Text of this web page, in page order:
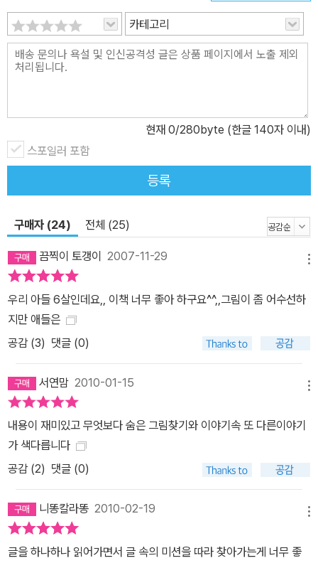
카테고리
현재 0/280byte (한글 140자 이내)
스포일러 포함
등록
구매자 (24) 전체 (25)
끔찍이 토갱이 2007-11-29
우리 아들 6살인데요,, 이책 너무 좋아 하구요^^,,그림이 좀 어수선하
지만 애들은
공감 (3) 댓글 (0)
서연맘 2010-01-15
내용이 재미있고 무엇보다 숨은 그림찾기와 이야기속 또 다른이야기
가 색다릅니다
공감 (2) 댓글 (0)
니똥칼라똥 2010-02-19
글을 하나하나 읽어가면서 글 속의 미션을 따라 찾아가는게 너무 좋